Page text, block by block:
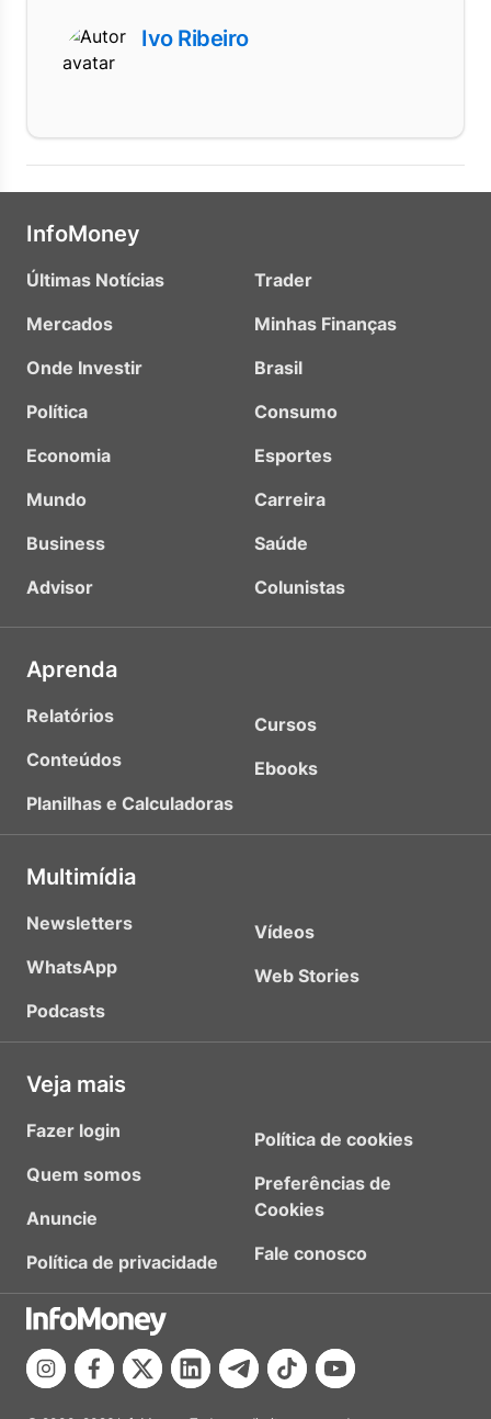
Ivo Ribeiro
InfoMoney
Últimas Notícias
Mercados
Onde Investir
Política
Economia
Mundo
Business
Advisor
Trader
Minhas Finanças
Brasil
Consumo
Esportes
Carreira
Saúde
Colunistas
Aprenda
Relatórios
Conteúdos
Planilhas e Calculadoras
Cursos
Ebooks
Multimídia
Newsletters
WhatsApp
Podcasts
Vídeos
Web Stories
Veja mais
Fazer login
Quem somos
Anuncie
Política de privacidade
Política de cookies
Preferências de
Cookies
Fale conosco